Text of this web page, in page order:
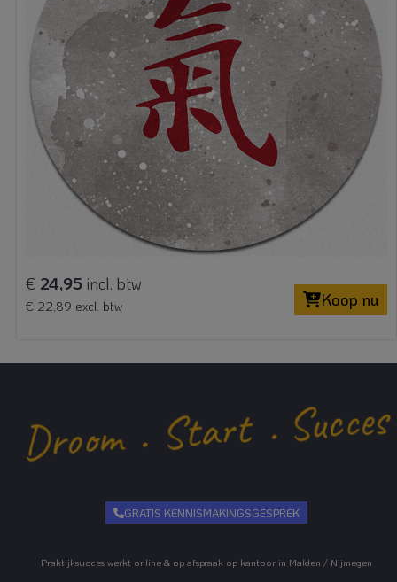
€ 24,95incl. btw
€ 22,89 excl. btw Koop nu
GRATIS KENNISMAKINGSGESPREK
Praktijksucces werkt online & op afspraak op kantoor in Malden / Nijmegen